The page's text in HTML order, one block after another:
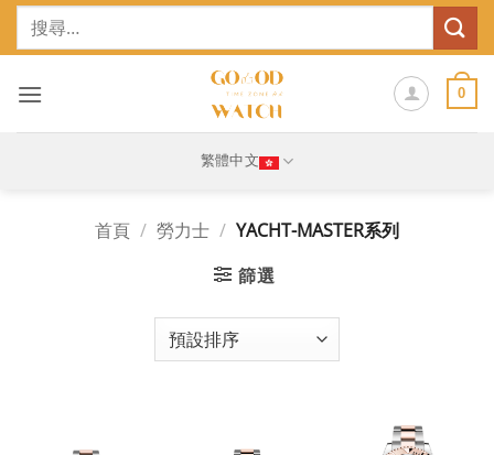
Skip
鍵
0
繁體中文
首頁 / 勞力士 / YACHT-MASTER系列
篩選